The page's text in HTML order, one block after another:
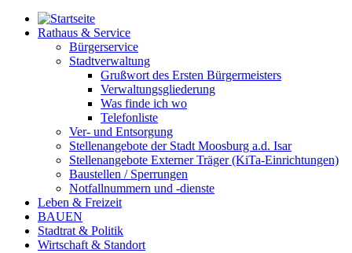
Rathaus & Service
Bürgerservice
Stadtverwaltung
Grußwort des Ersten Bürgermeisters
Verwaltungsgliederung
Was finde ich wo
Telefonliste
Ver- und Entsorgung
Stellenangebote der Stadt Moosburg a.d. Isar
Stellenangebote Externer Träger (KiTa-Einrichtungen)
Baustellen / Sperrungen
Notfallnummern und -dienste
Leben & Freizeit
BAUEN
Stadtrat & Politik
Wirtschaft & Standort